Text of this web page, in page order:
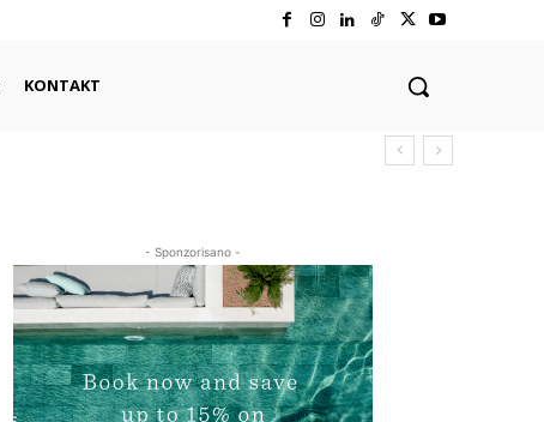
KONTAKT
- Sponzorisano -